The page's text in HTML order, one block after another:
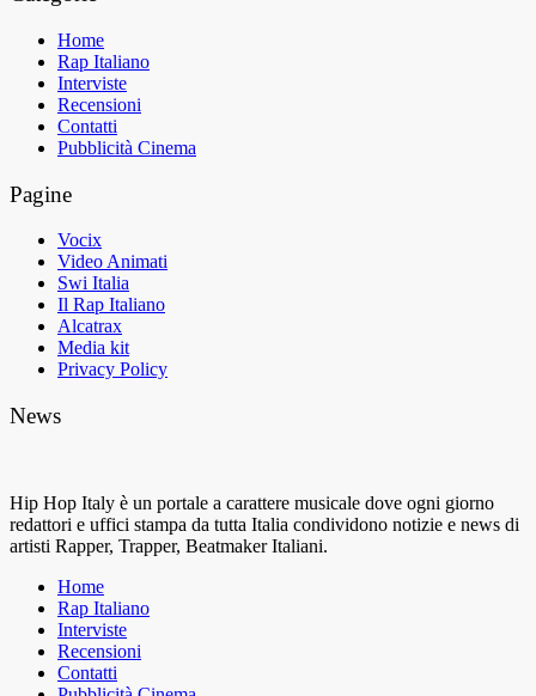
Home
Rap Italiano
Interviste
Recensioni
Contatti
Pubblicità Cinema
Pagine
Vocix
Video Animati
Swi Italia
Il Rap Italiano
Alcatrax
Media kit
Privacy Policy
News
Hip Hop Italy è un portale a carattere musicale dove ogni giorno
redattori e uffici stampa da tutta Italia condividono notizie e news di
artisti Rapper, Trapper, Beatmaker Italiani.
Home
Rap Italiano
Interviste
Recensioni
Contatti